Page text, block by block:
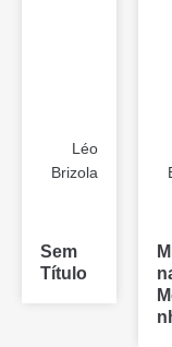
Léo
Brizola
Sem
Título